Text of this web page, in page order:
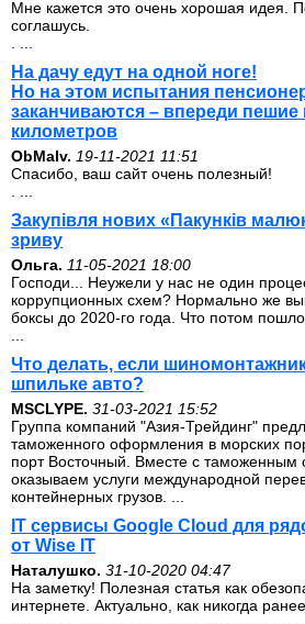
Мне кажется это очень хорошая идея.
соглашусь.
На дачу едут на одной ноге!
Но на этом испытания
заканчиваются – впереди
километров
ОbMalv. 19-11-2021 11:51
Спасибо, ваш сайт очень полезный!
Закупівля нових «Пакунків
зриву
Ольга. 11-05-2021 18:00
Господи... Неужели у нас не один
коррупционных схем? Нормально же
боксы до 2020-го года. Что потом
Что делать, если
шпильке авто?
MSCLYPE. 31-03-2021 15:52
Группа компаний "Азия-Трейдинг"
таможенного оформления в морских
порт Восточный. Вместе с
оказываем услуги международной
контейнерных грузов. ...
IT сервисы Google Cloud для
от Wise IT
Наталушко. 31-10-2020 04:47
На заметку! Полезная статья как
интернете. Актуально, как никогда